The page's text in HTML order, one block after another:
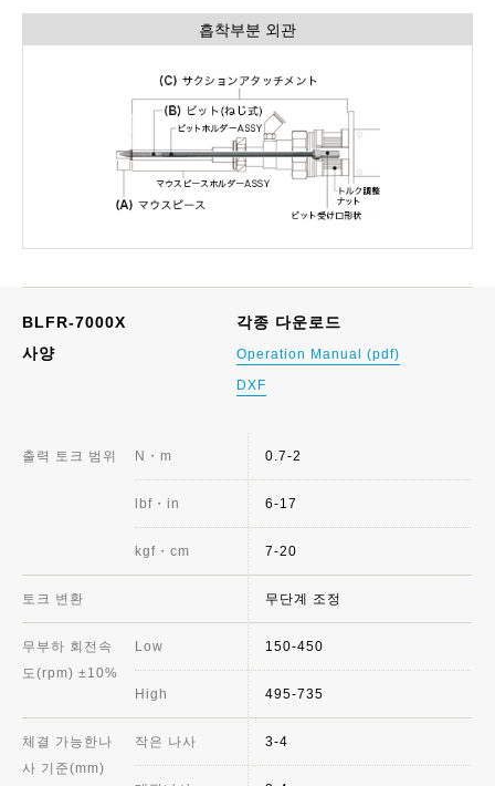
흡착부분 외관
BLFR-7000X
사양
각종 다운로드
Operation Manual (pdf)
DXF
출력 토크 범위 N・m
lbf・in
kgf・cm
토크 변환
무부하 회전속
도(rpm) ±10%
Low
High
체결 가능한나
사 기준(mm)
작은 나사
0.7-2
6-17
7-20
무단계 조정
150-450
495-735
3-4